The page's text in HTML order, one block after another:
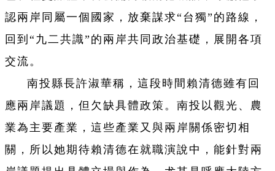
認兩岸同屬一個國家，放棄謀求“台獨”的路線，
回到“九二共識”的兩岸共同政治基礎，展開各項
交流。
南投縣長許淑華稱，這段時間賴清德雖有回
應兩岸議題，但欠缺具體政策。南投以觀光、農
業為主要產業，這些產業又與兩岸關係密切相
關，所以她期待賴清德在就職演說中，能針對兩